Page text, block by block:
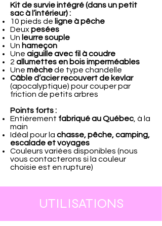
Kit de survie intégré (dans un petit
sac à l’intérieur) :
10 pieds de ligne à pêche
Deuxpesées
Un leurre souple
Un hameçon
Une aiguille avec fil à coudre
2 allumettes en bois imperméables
Une mèchede type chandelle
Câble d’acier recouvert de kevlar
(apocalyptique) pour couper par
friction de petits arbres
Points forts :
Entièrement fabriqué au Québec, à la
main
Idéal pour la chasse, pêche, camping,
escalade et voyages
Couleurs variées disponibles (nous
vous contacterons si la couleur
choisie est en rupture)
UTILISATIONS